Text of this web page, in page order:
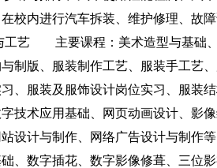
内进行汽车拆装、维护修理、故障
工艺 主要课程：美术造型与基础、
制版、服装制作工艺、服装手工艺
、服装及服饰设计岗位实习、服
技术应用基础、网页动画设计、影
站设计与制作、网络广告设计与制
、数字插花、数字影像修葺、三位